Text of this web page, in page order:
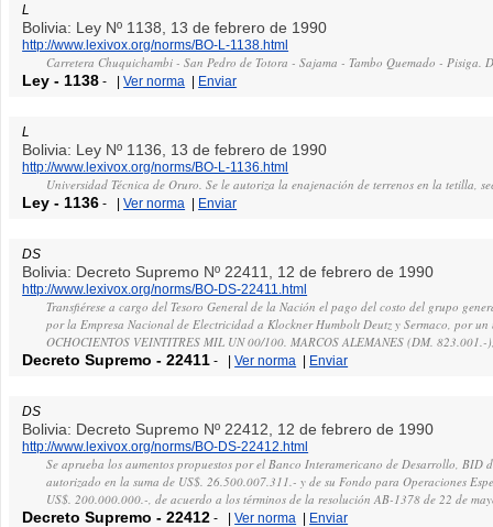
L
Bolivia: Ley Nº 1138, 13 de febrero de 1990
http://www.lexivox.org/norms/BO-L-1138.html
Carretera Chuquichambi - San Pedro de Totora - Sajama - Tambo Quemado -
Ley - 1138 - |Ver norma | Enviar
L
Bolivia: Ley Nº 1136, 13 de febrero de 1990
http://www.lexivox.org/norms/BO-L-1136.html
Universidad Técnica de Oruro. Se le autoriza la enajenación de terrenos en la tetilla,
Ley - 1136 - |Ver norma | Enviar
DS
Bolivia: Decreto Supremo Nº 22411, 12 de febrero de 1990
http://www.lexivox.org/norms/BO-DS-22411.html
Transfiérese a cargo del Tesoro General de la Nación el pago del costo del grupo
por la Empresa Nacional de Electricidad a Klockner Humbolt Deutz y Sermaco, por
OCHOCIENTOS VEINTITRES MIL UN 00/100. MARCOS ALEMANES (DM.
Decreto Supremo -22411 - |Ver norma | Enviar
DS
Bolivia: Decreto Supremo Nº 22412, 12 de febrero de 1990
http://www.lexivox.org/norms/BO-DS-22412.html
Se aprueba los aumentos propuestos por el Banco Interamericano de Desarrollo, BID
autorizado en la suma de US$. 26.500.007.311.- y de su Fondo para Operaciones
US$. 200.000.000.-, de acuerdo a los términos de la resolución AB-1378 de 22 de
Decreto Supremo -22412 - |Ver norma | Enviar